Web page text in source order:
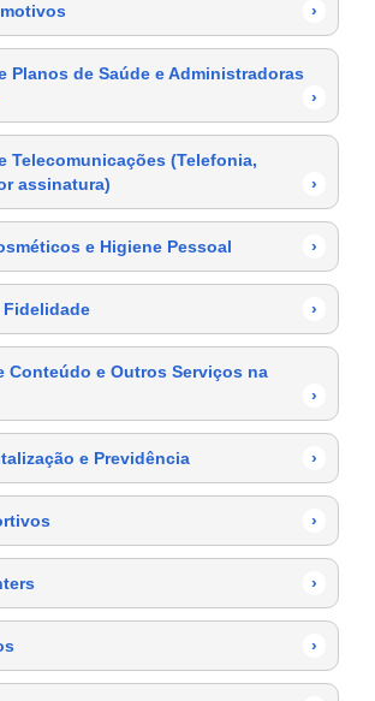
›
Planos de Saúde e Administradoras
›
Telecomunicações (Telefonia,
assinatura)
›
e Higiene Pessoal ›
Fidelidade ›
Conteúdo e Outros Serviços na
›
e Previdência ›
›
›
›